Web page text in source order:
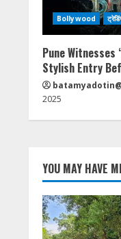
Bollywood
Pune Witnesses
Stylish Entry
2025
YOU MAY HAVE